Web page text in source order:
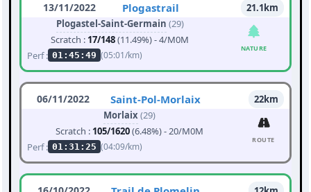
13/11/2022 Plogastrail
21.1km
Plogastel-Saint-Germain (29)
Scratch : 17/148(11.49%) - 4/M0M
Perf : 01:45:49 (05:01/km)
NATURE
06/11/2022 Saint-Pol-Morlaix
22km
Morlaix(29)
Scratch : 105/1620(6.48%) - 20/M0M
Perf : 01:31:25 (04:09/km)
ROUTE